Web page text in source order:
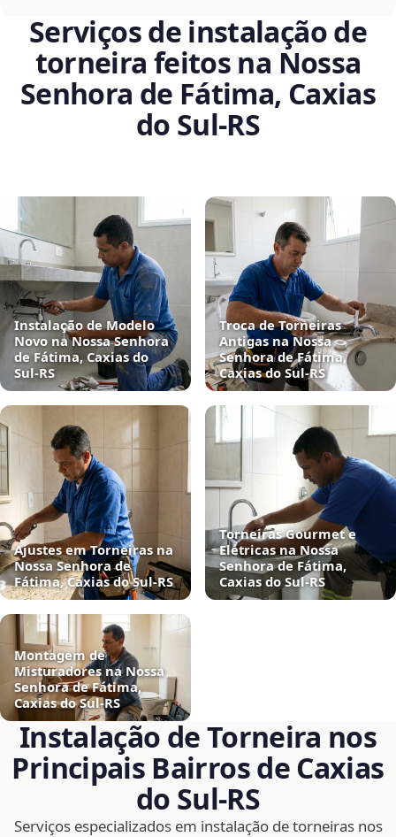
Serviços de instalação de
torneira feitos na Nossa
Senhora de Fátima, Caxias
do Sul‑RS
Instalação de Modelo
Novo na Nossa Senhora
de Fátima, Caxias do
Sul‑RS
Troca de Torneiras
Antigas na Nossa
Senhora de Fátima,
Caxias do Sul‑RS
Ajustes em Torneiras na
Nossa Senhora de
Fátima, Caxias do Sul‑RS
Torneiras Gourmet e
Elétricas na Nossa
Senhora de Fátima,
Caxias do Sul‑RS
Montagem de
Misturadores na Nossa
Senhora de Fátima,
Caxias do Sul‑RS
Instalação de Torneira nos
Principais Bairros de Caxias
do Sul‑RS
Serviços especializados em instalação de torneiras nos